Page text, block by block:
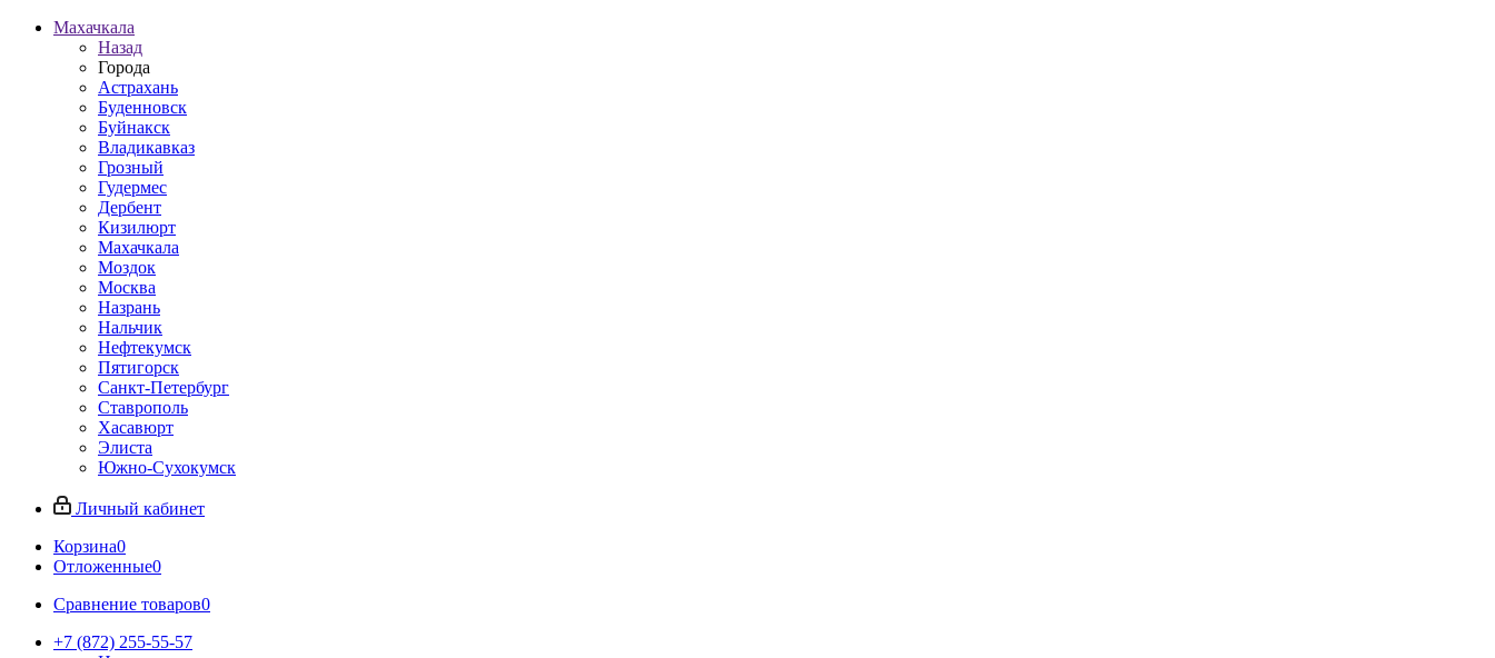
Махачкала
Назад
Города
Астрахань
Буденновск
Буйнакск
Владикавказ
Грозный
Гудермес
Дербент
Кизилюрт
Махачкала
Моздок
Москва
Назрань
Нальчик
Нефтекумск
Пятигорск
Санкт-Петербург
Ставрополь
Хасавюрт
Элиста
Южно-Сухокумск
Личный кабинет
Корзина0
Отложенные0
Сравнение товаров0
+7 (872) 255-55-57